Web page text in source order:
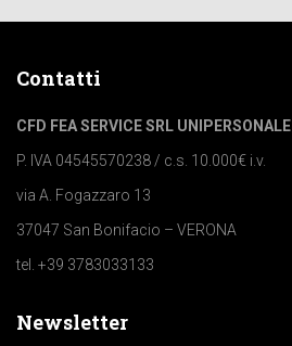
Contatti
CFD FEA SERVICE SRL UNIPERSONALE
P. IVA 04545570238 / c.s. 10.000€ i.v.
via A. Fogazzaro 13
37047 San Bonifacio – VERONA
tel. +39 3783033133
Newsletter